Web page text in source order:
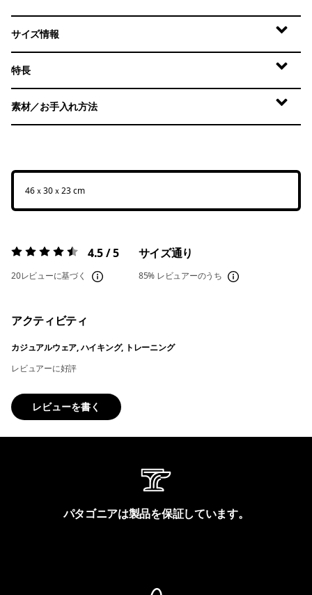
サイズ情報
特長
素材／お手入れ方法
46ｘ30ｘ23 cm
評価:4.5 / 5 4.5 / 5
20レビューに基づく
サイズ通り
85% レビュアーのうち
アクティビティ
カジュアルウェア, ハイキング, トレーニング
レビュアーに好評
レビューを書く
パタゴニアは製品を保証しています。